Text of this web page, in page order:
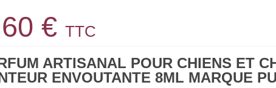
€TTC
ARTISANAL POUR CHIENS ET
ENVOUTANTE 8ML MARQUE